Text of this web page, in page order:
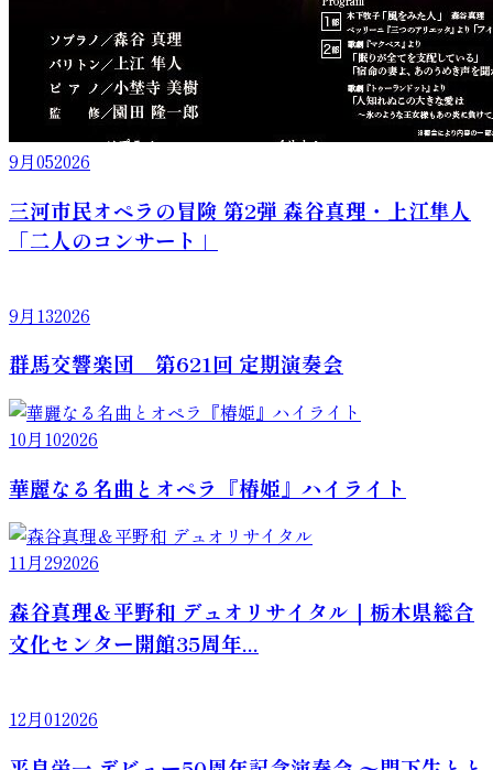
9月052026
三河市民オペラの冒険 第2弾 森谷真理・上江隼人
「二人のコンサート」
9月132026
群馬交響楽団 第621回 定期演奏会
10月102026
華麗なる名曲とオペラ『椿姫』ハイライト
11月292026
森谷真理＆平野和 デュオリサイタル｜栃木県総合
文化センター開館35周年...
12月012026